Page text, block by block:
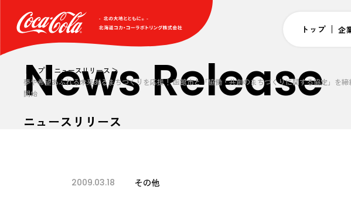
トップ 企
トップ
ニュースリリース
夢や希望あふれる未来あるまちづくりを応援！ 函館市と「協働・共創のまちづくりに関する協定」
開始
News Release
ニュースリリース
2009.03.18 その他